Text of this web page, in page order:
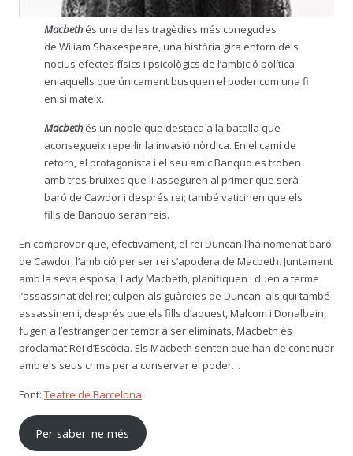
Macbeth és una de les tragèdies més conegudes
de Wiliam Shakespeare, una història gira entorn dels
nocius efectes físics i psicològics de l’ambició política
en aquells que únicament busquen el poder com una fi
en si mateix.
Macbethés un noble que destaca a la batalla que
aconsegueix repel·lir la invasió nòrdica. En el camí de
retorn, el protagonista i el seu amic Banquo es troben
amb tres bruixes que li asseguren al primer que serà
baró de Cawdor i després rei; també vaticinen que els
fills de Banquo seran reis.
En comprovar que, efectivament, el rei Duncan l’ha nomenat baró
de Cawdor, l’ambició per ser rei s’apodera de Macbeth. Juntament
amb la seva esposa, Lady Macbeth, planifiquen i duen a terme
l’assassinat del rei; culpen als guàrdies de Duncan, als qui també
assassinen i, després que els fills d’aquest, Malcom i Donalbain,
fugen a l’estranger per temor a ser eliminats, Macbeth és
proclamat Rei d’Escòcia. Els Macbeth senten que han de continuar
amb els seus crims per a conservar el poder…
Font: Teatre de Barcelona
Per saber-ne més